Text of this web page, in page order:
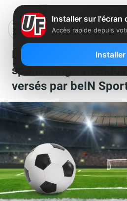
Ligue 1 : 20
sponsoring
versés par beIN
Installer sur l'écran
Accès rapide depuis
Installer